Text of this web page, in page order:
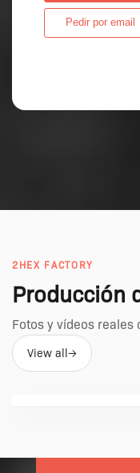
Pedir por email
2HEX FACTORY
Producción
Fotos y vídeos reales
View all→